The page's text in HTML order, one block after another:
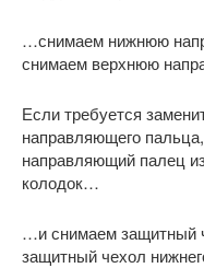
…снимаем нижнюю
снимаем верхнюю
Если требуется
направляющего
направляющий палец
колодок…
…и снимаем защитный
защитный чехол